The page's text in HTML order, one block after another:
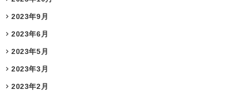
2023年9月
2023年6月
2023年5月
2023年3月
2023年2月